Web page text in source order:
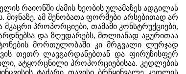
რაიონში ძამის ხეობის ულამაზეს ადგილას
მიჯნაზე. ამ შენობათა ფორმები არსებითად არ
მკაცრი პროპორციები, თამამი კონსტრუქციები,
და ზღუდარებს, მთლიანად აგურითაა
მორთულობაში კი მრგვალი ლურჯად
თეთრ ლავგარდანებთან და ფირუზისფერ
ატყორცნილი პროპორციებისაა. კედლების
ტაძარი თავისი ბრწყინვალე კედლის